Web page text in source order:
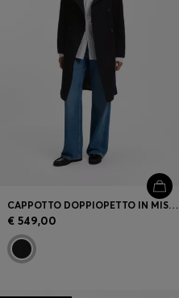
CAPPOTTO DOPPIOPETTO IN MISTO LANA
€ 549,00